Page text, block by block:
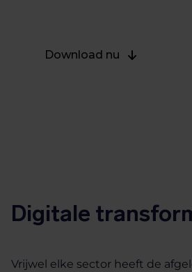
Download nu
Digitale
Vrijwel elke sector heeft de